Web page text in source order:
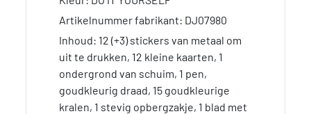
Artikelnummer fabrikant: DJ07980
Inhoud: 12 (+3) stickers van metaal om
uit te drukken, 12 kleine kaarten, 1
ondergrond van schuim, 1 pen,
goudkleurig draad, 15 goudkleurige
kralen, 1 stevig opbergzakje, 1 blad met